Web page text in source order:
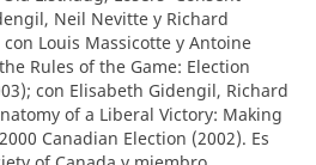
Neil Nevitte y Richard
Louis Massicotte y Antoine
Rules of the Game: Election
con Elisabeth Gidengil, Richard
of a Liberal Victory: Making
Canadian Election (2002). Es